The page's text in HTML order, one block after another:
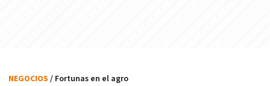
NEGOCIOS / Fortunas en el agro